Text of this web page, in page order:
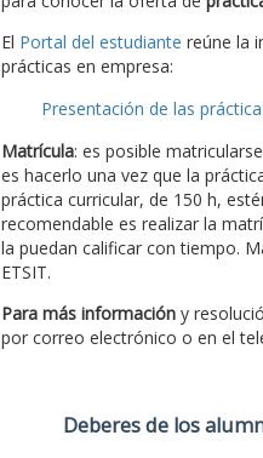
El Portal del estudiante reúne la
prácticas en empresa:
Presentación de las
Matrícula: es posible
es hacerlo una vez que la
práctica curricular, de 150 h,
recomendable es realizar la
la puedan calificar con tiempo.
ETSIT.
Para más informacióny
por correo electrónico o en el
Deberes de los